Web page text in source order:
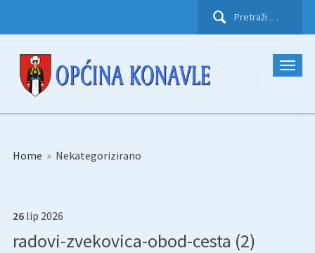
Pretraži:
Home » Nekategorizirano
26 lip 2026
radovi-zvekovica-obod-cesta (2)